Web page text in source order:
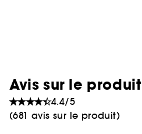
Avis sur le produit
4.4/5
(681 avis sur le produit)